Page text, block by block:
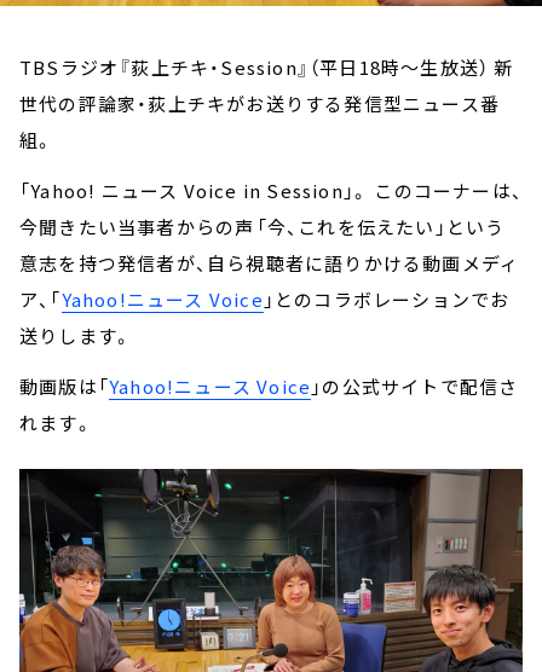
TBSラジオ『荻上チキ・Session』（平日18時～生放送） 新
世代の評論家・荻上チキがお送りする発信型ニュース番
組。
「Yahoo! ニュース Voice in Session」。 このコーナーは、
今聞きたい当事者からの声――「今、これを伝えたい」という
意志を持つ発信者が、自ら視聴者に語りかける動画メディ
ア、「Yahoo!ニュース Voice 」とのコラボレーションでお
送りします。
動画版は「Yahoo!ニュース Voice 」の公式サイトで配信さ
れます。